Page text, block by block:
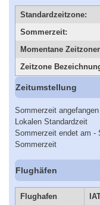
Standardzeitzone:
Sommerzeit:
Momentane
Zeitzone
Zeitumstellung
Sommerzeit
Lokalen Standardzeit
Sommerzeit endet am -
Sommerzeit
Flughäfen
Flughafen